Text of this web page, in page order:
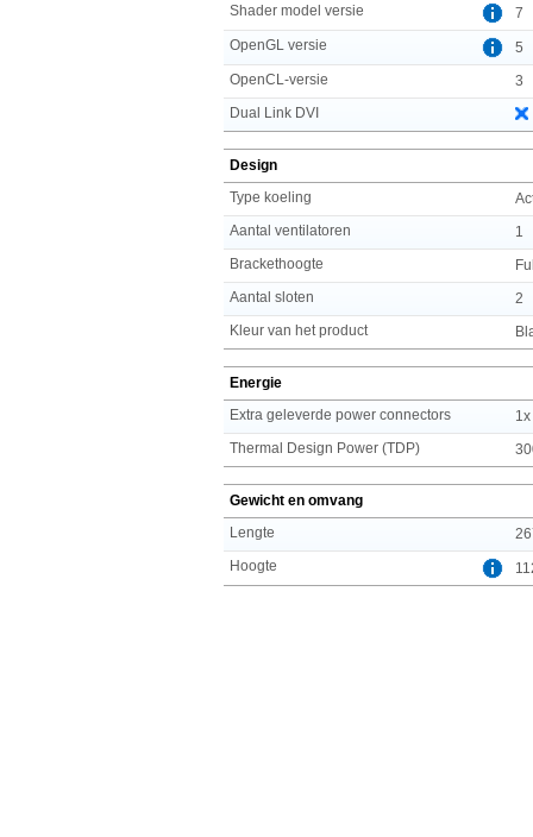
Shader model versie
7
OpenGL versie
5
OpenCL-versie
3
Dual Link DVI
Design
Type koeling
Aantal ventilatoren
1
Brackethoogte
Aantal sloten
2
Kleur van het product
Energie
Extra geleverde power connectors
Thermal Design Power (TDP)
Gewicht en omvang
Lengte
Hoogte